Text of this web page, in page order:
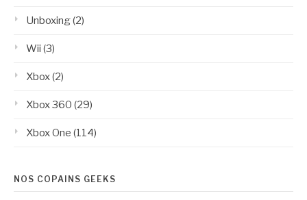
Unboxing(2)
Wii (3)
Xbox(2)
Xbox 360 (29)
Xbox One (114)
NOS COPAINS GEEKS